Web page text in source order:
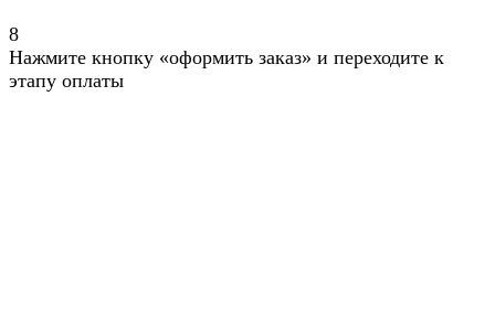
8
Нажмите кнопку «оформить заказ» и переходите к
этапу оплаты